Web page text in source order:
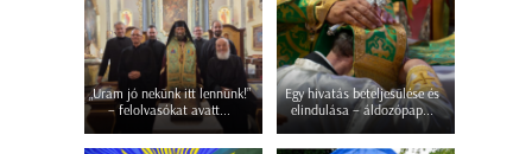
„Uram jó nekünk itt lennünk!”
– felolvasókat avatt...
Egy hivatás beteljesülése és
elindulása – áldozópap...